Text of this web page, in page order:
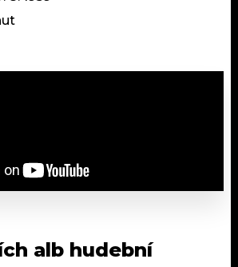
alb hudební